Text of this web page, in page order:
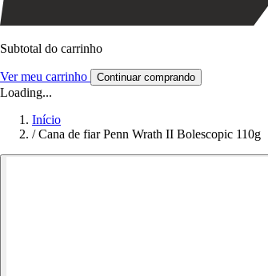
Subtotal do carrinho
Ver meu carrinho Continuar comprando
Loading...
Início
/ Cana de fiar Penn Wrath II Bolescopic 110g